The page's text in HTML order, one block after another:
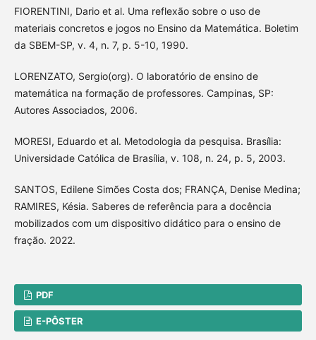
FIORENTINI, Dario et al. Uma reflexão sobre o uso de
materiais concretos e jogos no Ensino da Matemática. Boletim
da SBEM-SP, v. 4, n. 7, p. 5-10, 1990.
LORENZATO, Sergio(org). O laboratório de ensino de
matemática na formação de professores. Campinas, SP:
Autores Associados, 2006.
MORESI, Eduardo et al. Metodologia da pesquisa. Brasília:
Universidade Católica de Brasília, v. 108, n. 24, p. 5, 2003.
SANTOS, Edilene Simões Costa dos; FRANÇA, Denise Medina;
RAMIRES, Késia. Saberes de referência para a docência
mobilizados com um dispositivo didático para o ensino de
fração. 2022.
PDF
E-PÔSTER